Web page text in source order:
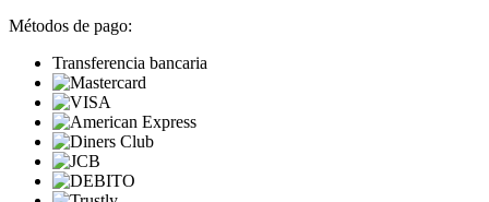
Métodos de pago:
Transferencia bancaria